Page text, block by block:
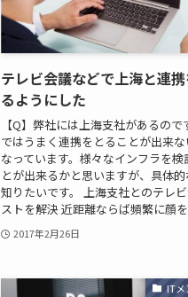
テレビ会議などで上海と連
るようにした
【Q】弊社には上海支社があるので
ではうまく連携をとることが出来
なっています。様々なインフラを検
とが出来るかと思いますが、具体
知りたいです。 上海支社とのテレ
ストを解決 近距離ならば頻繁に顔
2017年2月26日
ITメ